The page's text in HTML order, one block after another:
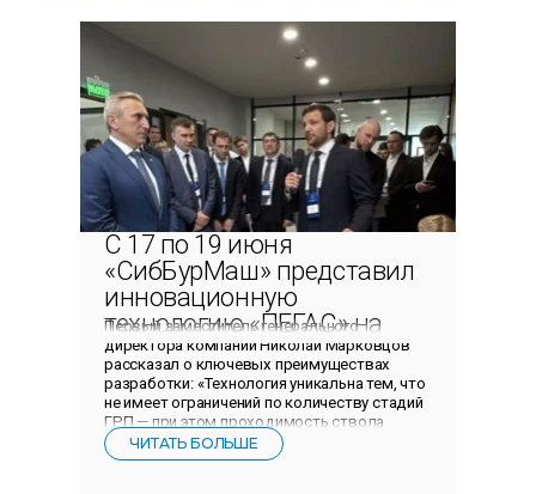
С 17 по 19 июня
«СибБурМаш» представил
инновационную
технологию «ПЕГАС» на
Технологической неделе в
НОВАТЭК НТЦ
Первый заместитель генерального
директора компании Николай Марковцов
рассказал о ключевых преимуществах
разработки: «Технология уникальна тем, что
не имеет ограничений по количеству стадий
ГРП — при этом проходимость ствола
сохраняется. Извлекаемая
ЧИТАТЬ БОЛЬШЕ